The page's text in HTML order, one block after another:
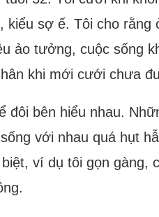
sợ ế. Tôi cho
ảo tưởng, cuộc sống
khi mới cưới chưa
bên hiểu nhau.
với nhau quá hụt
ví dụ tôi gọn gàng,